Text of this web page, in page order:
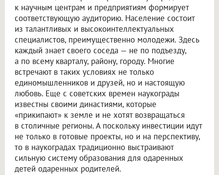
к научным центрам и предприятиям формирует
соответствующую аудиторию. Население состоит
из талантливых и высокоинтеллектуальных
специалистов, преимущественно молодежи. Здесь
каждый знает своего соседа — не по подъезду,
а по всему кварталу, району, городу. Многие
встречают в таких условиях не только
единомышленников и друзей, но и настоящую
любовь. Еще с советских времен наукограды
известны своими династиями, которые
«прикипают» к земле и не хотят возвращаться
в столичные регионы. А поскольку инвестиции идут
не только в готовые проекты, но и на перспективу,
то в наукоградах традиционно выстраивают
сильную систему образования для одаренных
детей одаренных родителей.